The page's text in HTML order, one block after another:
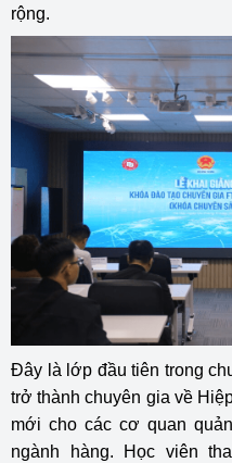
rộng.
Đây là lớp đầu tiên trong
trở thành chuyên gia về
mới cho các cơ quan
ngành hàng. Học viên